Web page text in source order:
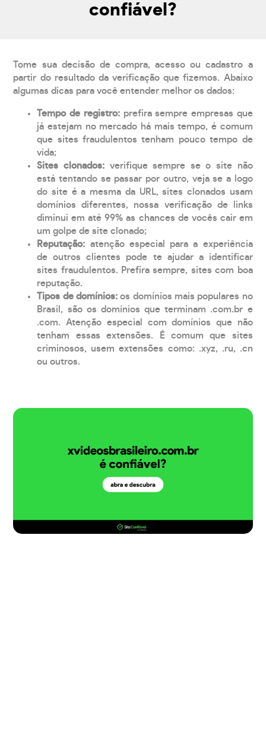
confiável?
Tome sua decisão de compra, acesso ou cadastro a
partir do resultado da verificação que fizemos. Abaixo
algumas dicas para você entender melhor os dados:
Tempo de registro: prefira sempre empresas que
já estejam no mercado há mais tempo, é comum
que sites fraudulentos tenham pouco tempo de
vida;
Sites clonados: verifique sempre se o site não
está tentando se passar por outro, veja se a logo
do site é a mesma da URL, sites clonados usam
domínios diferentes, nossa verificação de links
diminui em até 99% as chances de vocês cair em
um golpe de site clonado;
Reputação: atenção especial para a experiência
de outros clientes pode te ajudar a identificar
sites fraudulentos. Prefira sempre, sites com boa
reputação.
Tipos de domínios:os domínios mais populares no
Brasil, são os domínios que terminam .com.br e
.com. Atenção especial com domínios que não
tenham essas extensões. É comum que sites
criminosos, usem extensões como: .xyz, .ru, .cn
ou outros.